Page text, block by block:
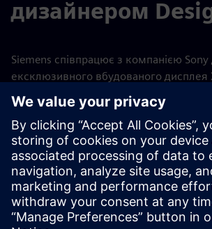
дизайнером
Siemens співпрацює з компанією
ексклюзивного вбудованого дисплея
встановленого на голові (HMD), який
використовуватися виключно з
забезпеченням Designcenter™
Sony HMD забезпечує найточніший і
відчувати, взаємодіяти та
Приголомшлива візуальна точність,
динамічною інтеграцією програмного
забезпечення, дозволяє